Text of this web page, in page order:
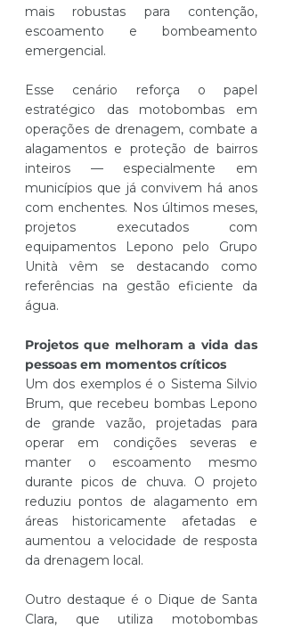
mais robustas para contenção,
escoamento e bombeamento
emergencial.
Esse cenário reforça o papel
estratégico das motobombas em
operações de drenagem, combate a
alagamentos e proteção de bairros
inteiros — especialmente em
municípios que já convivem há anos
com enchentes. Nos últimos meses,
projetos executados com
equipamentos Lepono pelo Grupo
Unità vêm se destacando como
referências na gestão eficiente da
água.
Projetos que melhoram a vida das
pessoas em momentos críticos
Um dos exemplos é o Sistema Silvio
Brum, que recebeu bombas Lepono
de grande vazão, projetadas para
operar em condições severas e
manter o escoamento mesmo
durante picos de chuva. O projeto
reduziu pontos de alagamento em
áreas historicamente afetadas e
aumentou a velocidade de resposta
da drenagem local.
Outro destaque é o Dique de Santa
Clara, que utiliza motobombas